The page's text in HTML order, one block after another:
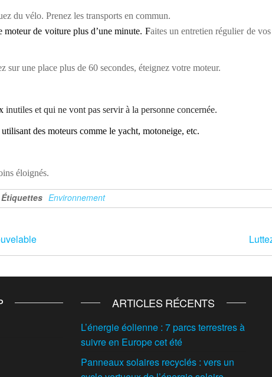
du vélo. Prenez les transports en commun.
de voiture plus d’une minute. Faites un entretien régulier de
sur une place plus de 60 secondes, éteignez votre moteur.
inutiles et qui ne vont pas servir à la personne concernée.
des moteurs comme le yacht, motoneige, etc.
éloignés.
Étiquettes Environnement
ARTICLES RÉCENTS
L’énergie éolienne : 7 parcs terrestres à
suivre en Europe cet été
Panneaux solaires recyclés : vers un